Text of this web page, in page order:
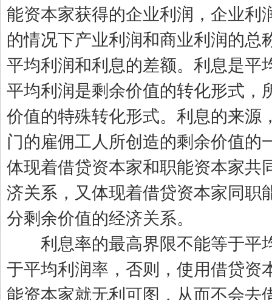
能资本家获得的企业利润，企业利
的情况下产业利润和商业利润的总
平均利润和利息的差额。利息是平
平均利润是剩余价值的转化形式，
价值的特殊转化形式。利息的来源
门的雇佣工人所创造的剩余价值的
体现着借贷资本家和职能资本家共
济关系，又体现着借贷资本家同职
分剩余价值的经济关系。
利息率的最高界限不能等于平
于平均利润率，否则，使用借贷资
能资本家就无利可图，从而不会去